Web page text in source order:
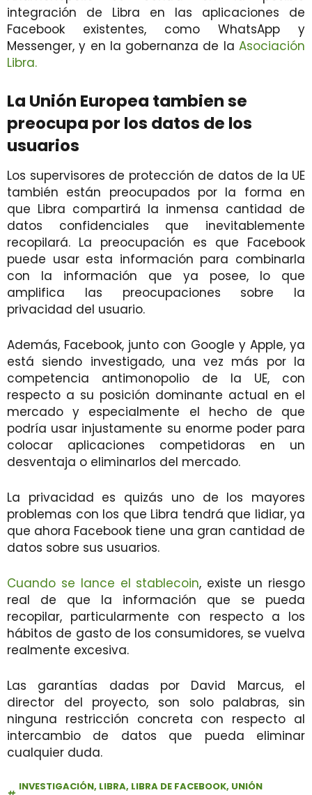
integración de Libra en las aplicaciones de
Facebook existentes, como WhatsApp y
Messenger, y en la gobernanza de la Asociación
Libra.
La Unión Europea tambien se
preocupa por los datos de los
usuarios
Los supervisores de protección de datos de la UE
también están preocupados por la forma en
que Libra compartirá la inmensa cantidad de
datos confidenciales que inevitablemente
recopilará. La preocupación es que Facebook
puede usar esta información para combinarla
con la información que ya posee, lo que
amplifica las preocupaciones sobre la
privacidad del usuario.
Además, Facebook, junto con Google y Apple, ya
está siendo investigado, una vez más por la
competencia antimonopolio de la UE, con
respecto a su posición dominante actual en el
mercado y especialmente el hecho de que
podría usar injustamente su enorme poder para
colocar aplicaciones competidoras en un
desventaja o eliminarlos del mercado.
La privacidad es quizás uno de los mayores
problemas con los que Libra tendrá que lidiar, ya
que ahora Facebook tiene una gran cantidad de
datos sobre sus usuarios.
Cuando se lance el stablecoin, existe un riesgo
real de que la información que se pueda
recopilar, particularmente con respecto a los
hábitos de gasto de los consumidores, se vuelva
realmente excesiva.
Las garantías dadas por David Marcus, el
director del proyecto, son solo palabras, sin
ninguna restricción concreta con respecto al
intercambio de datos que pueda eliminar
cualquier duda.
INVESTIGACIÓN, LIBRA, LIBRA DE FACEBOOK, UNIÓN